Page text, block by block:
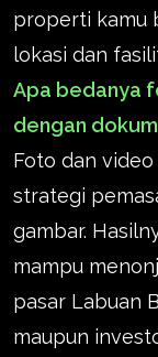
properti kamu
lokasi dan
Apa bedanya
dengan
Foto dan
strategi
gambar.
mampu
pasar Labuan
maupun